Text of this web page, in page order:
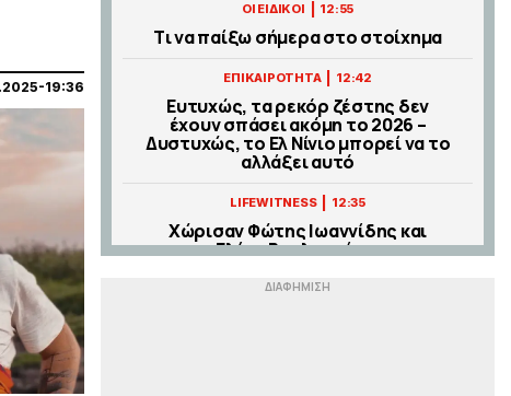
19:36
ΟΙ ΕΙΔΙΚΟΙ 12:55
Tι να παίξω σήμερα στο στοίχημα
ΕΠΙΚΑΙΡΟΤΗΤΑ 12:42
Ευτυχώς, τα ρεκόρ ζέστης δεν
έχουν σπάσει ακόμη το 2026 –
Δυστυχώς, το Ελ Νίνιο μπορεί να το
αλλάξει αυτό
LIFEWITNESS 12:35
Χώρισαν Φώτης Ιωαννίδης και
Ελένη Βουλγαράκη;
EUROPA LEAGUE |